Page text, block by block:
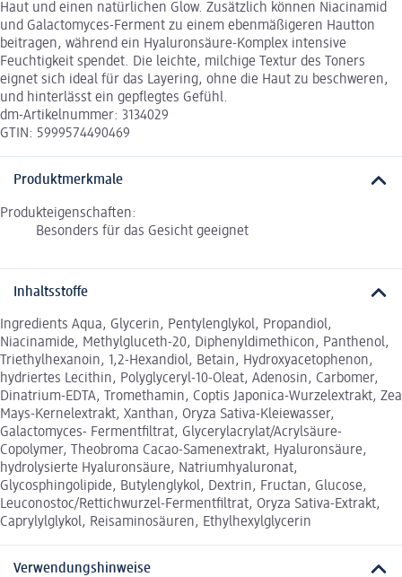
Haut und einen natürlichen Glow. Zusätzlich können Niacinamid
und Galactomyces-Ferment zu einem ebenmäßigeren Hautton
beitragen, während ein Hyaluronsäure-Komplex intensive
Feuchtigkeit spendet. Die leichte, milchige Textur des Toners
eignet sich ideal für das Layering, ohne die Haut zu beschweren,
und hinterlässt ein gepflegtes Gefühl.
dm-Artikelnummer: 3134029
GTIN: 5999574490469
Produktmerkmale
Produkteigenschaften:
Besonders für das Gesicht geeignet
Inhaltsstoffe
Ingredients Aqua, Glycerin, Pentylenglykol, Propandiol,
Niacinamide, Methylgluceth-20, Diphenyldimethicon, Panthenol,
Triethylhexanoin, 1,2-Hexandiol, Betain, Hydroxyacetophenon,
hydriertes Lecithin, Polyglyceryl-10-Oleat, Adenosin, Carbomer,
Dinatrium-EDTA, Tromethamin, Coptis Japonica-Wurzelextrakt, Zea
Mays-Kernelextrakt, Xanthan, Oryza Sativa-Kleiewasser,
Galactomyces- Fermentfiltrat, Glycerylacrylat/Acrylsäure-
Copolymer, Theobroma Cacao-Samenextrakt, Hyaluronsäure,
hydrolysierte Hyaluronsäure, Natriumhyaluronat,
Glycosphingolipide, Butylenglykol, Dextrin, Fructan, Glucose,
Leuconostoc/Rettichwurzel-Fermentfiltrat, Oryza Sativa-Extrakt,
Caprylylglykol, Reisaminosäuren, Ethylhexylglycerin
Verwendungshinweise